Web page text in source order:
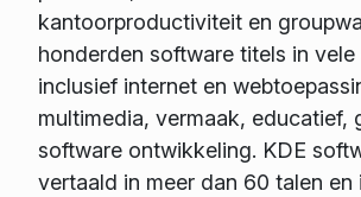
kantoorproductiviteit en
honderden software titels in
inclusief internet en
multimedia, vermaak, educatief,
software ontwikkeling. KDE
vertaald in meer dan 60 talen en